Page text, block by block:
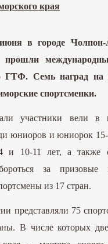
ГИД
края
в городе Чолпон-
прошли
ГТФ. Семь наград на
спортсменки.
участники вели в
юниоров и юниорок
и 10-11 лет, а также
за призовые
из 17 стран.
представляли 75
В числе которых